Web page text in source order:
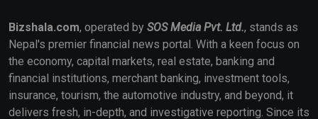
Bizshala.com, operated by SOS Media Pvt. Ltd., stands as
Nepal's premier financial news portal. With a keen focus on
the economy, capital markets, real estate, banking and
financial institutions, merchant banking, investment tools,
insurance, tourism, the automotive industry, and beyond, it
delivers fresh, in-depth, and investigative reporting. Since its